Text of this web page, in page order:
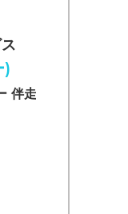
)
伴走